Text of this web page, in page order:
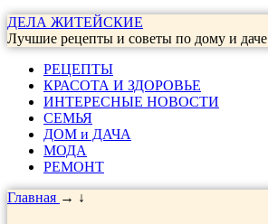
ДЕЛА ЖИТЕЙСКИЕ
Лучшие рецепты и советы по дому и даче
РЕЦЕПТЫ
КРАСОТА И ЗДОРОВЬЕ
ИНТЕРЕСНЫЕ НОВОСТИ
СЕМЬЯ
ДОМ и ДАЧА
МОДА
РЕМОНТ
Главная → ↓